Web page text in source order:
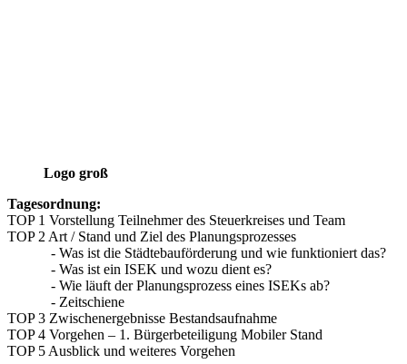
Logo groß
Tagesordnung:
TOP 1 Vorstellung Teilnehmer des Steuerkreises und Team
TOP 2 Art / Stand und Ziel des Planungsprozesses
- Was ist die Städtebauförderung und wie funktioniert das?
- Was ist ein ISEK und wozu dient es?
- Wie läuft der Planungsprozess eines ISEKs ab?
- Zeitschiene
TOP 3 Zwischenergebnisse Bestandsaufnahme
TOP 4 Vorgehen – 1. Bürgerbeteiligung Mobiler Stand
TOP 5 Ausblick und weiteres Vorgehen